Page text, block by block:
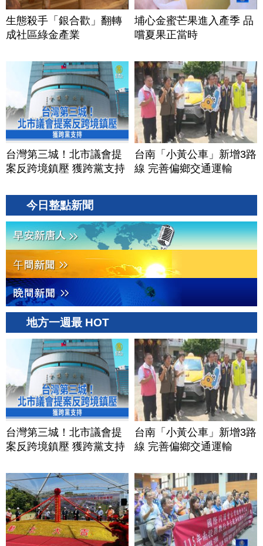
生態殺手「銀合歡」翻轉
成社區綠金產業
埔心金蜜芒果進入產季 品
嚐夏果正當時
台灣第三城！北市議會提
案反跨境鎮壓 獲跨黨支持
台南「小黃公車」新增3路
線 完善偏鄉交通運輸
今日整點新聞
地方一週最 HOT
台灣第三城！北市議會提
案反跨境鎮壓 獲跨黨支持
台南「小黃公車」新增3路
線 完善偏鄉交通運輸